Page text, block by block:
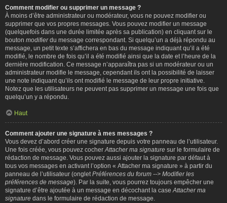
Comment modifier ou supprimer un message ?
À moins d’être administrateur ou modérateur, vous ne pouvez modifier ou
supprimer que vos propres messages. Vous pouvez modifier un message
(quelquefois dans une durée limitée après sa publication) en cliquant sur le
bouton modifierdu message correspondant. Si quelqu’un a déjà répondu au
message, un petit texte s’affichera en bas du message indiquant qu’il a été
modifié, le nombre de fois qu’il a été modifié ainsi que la date et l’heure de la
dernière modification. Ce message n’apparaîtra pas si un modérateur ou un
administrateur modifie le message, cependant ils ont la possibilité de laisser
une note indiquant qu’ils ont modifié le message de leur propre initiative.
Notez que les utilisateurs ne peuvent pas supprimer un message une fois que
quelqu’un y a répondu.
Haut
Comment ajouter une signature à mes messages ?
Vous devez d’abord créer une signature depuis votre panneau de l’utilisateur.
Une fois créée, vous pouvez cocher Attacher ma signature sur le formulaire de
rédaction de message. Vous pouvez aussi ajouter la signature par défaut à
tous vos messages en activant l’option « Attacher ma signature » à partir du
panneau de l’utilisateur (onglet Préférences du forum --> Modifier les
préférences de message). Par la suite, vous pourrez toujours empêcher une
signature d’être ajoutée à un message en décochant la case Attacher ma
signature dans le formulaire de rédaction de message.